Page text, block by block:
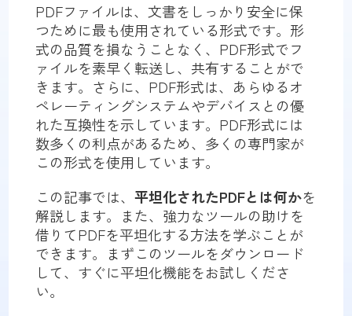
PDFファイルは、文書をしっかり安全に保
つために最も使用されている形式です。形
式の品質を損なうことなく、PDF形式でフ
ァイルを素早く転送し、共有することがで
きます。さらに、PDF形式は、あらゆるオ
ペレーティングシステムやデバイスとの優
れた互換性を示しています。PDF形式には
数多くの利点があるため、多くの専門家が
この形式を使用しています。
この記事では、 平坦化されたPDFとは何かを
解説します。また、強力なツールの助けを
借りてPDFを平坦化する方法を学ぶことが
できます。まずこのツールをダウンロード
して、すぐに平坦化機能をお試しくださ
い。